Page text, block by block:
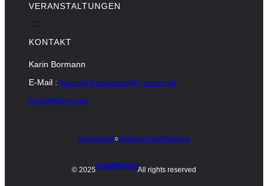
VERANSTALTUNGEN
KONTAKT
Karin Bormann
E-Mail : lesezeit.bensheim@t-online.de
Kontaktformular
Impressum○Datenschutzerklärung
© 2025
Lesezeit Bensheim
All rights reserved